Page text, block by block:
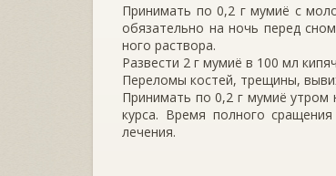
Принимать по 0,2 г мумиё с
обязательно на ночь перед
ного раствора.
Развести 2 г мумиё в 100 мл
Переломы костей, трещины,
Принимать по 0,2 г мумиё утром
курса. Время полного
лечения.